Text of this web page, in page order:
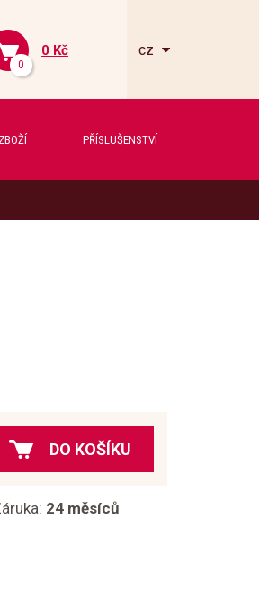
0
0 Kč cz
PŘÍSLUŠENSTVÍ
DO KOŠÍKU
24 měsíců